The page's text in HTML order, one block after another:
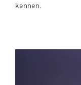
kennen.